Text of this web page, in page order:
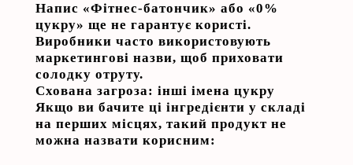
Напис «Фітнес-батончик» або «0%
цукру» ще не гарантує користі.
Виробники часто використовують
маркетингові назви, щоб приховати
солодку отруту.
Схована загроза: інші імена цукру
Якщо ви бачите ці інгредієнти у складі
на перших місцях, такий продукт не
можна назвати корисним: